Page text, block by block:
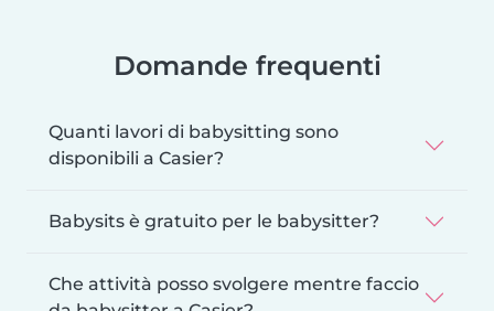
Domande frequenti
Quanti lavori di babysitting sono
disponibili a Casier?
Babysits è gratuito per le babysitter?
Che attività posso svolgere mentre faccio